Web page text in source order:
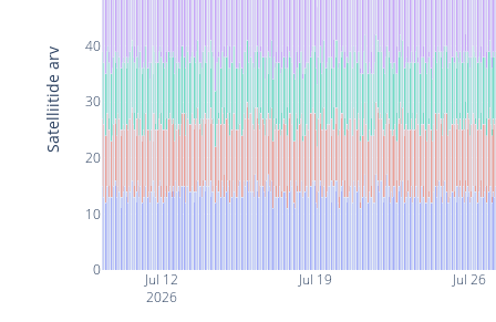
Jul 12
2026
Jul 19 Jul 26
0
10
20
30
40
Satelliitide arv